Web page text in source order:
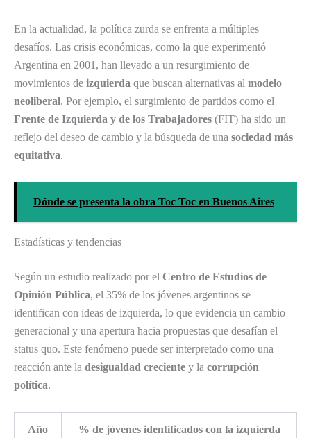
En la actualidad, la política zurda se enfrenta a múltiples
desafíos. Las crisis económicas, como la que experimentó
Argentina en 2001, han llevado a un resurgimiento de
movimientos de izquierda que buscan alternativas al modelo
neoliberal. Por ejemplo, el surgimiento de partidos como el
Frente de Izquierda y de los Trabajadores (FIT) ha sido un
reflejo del deseo de cambio y la búsqueda de una sociedad más
equitativa.
Dónde se presenta la obra Toc Toc en Buenos Aires
Estadísticas y tendencias
Según un estudio realizado por el Centro de Estudios de
Opinión Pública, el 35% de los jóvenes argentinos se
identifican con ideas de izquierda, lo que evidencia un cambio
generacional y una apertura hacia propuestas que desafían el
status quo. Este fenómeno puede ser interpretado como una
reacción ante la desigualdad creciente y la corrupción
política.
Año % de jóvenes identificados con la izquierda